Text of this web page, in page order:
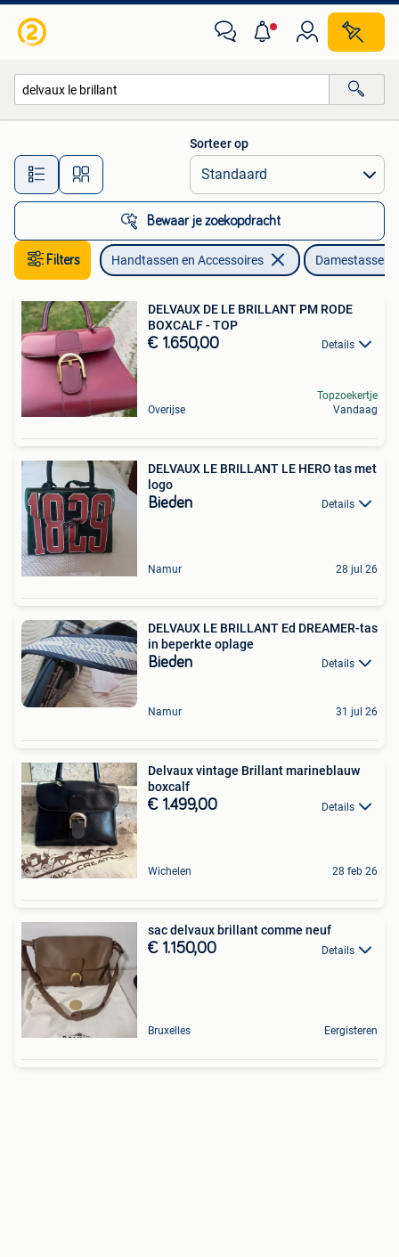
Alle afstanden…
Sorteer op
Bewaar je zoekopdracht
Filters Handtassen en Accessoires Damestassen
DELVAUX DE LE BRILLANT PM RODE
BOXCALF - TOP
€ 1.650,00 Details
Overijse
Topzoekertje
Vandaag
DELVAUX LE BRILLANT LE HERO tas met
logo
Bieden Details
Namur 28 jul 26
DELVAUX LE BRILLANT Ed DREAMER-tas
in beperkte oplage
Bieden Details
Namur 31 jul 26
Delvaux vintage Brillant marineblauw
boxcalf
€ 1.499,00 Details
Wichelen 28 feb 26
sac delvaux brillant comme neuf
€ 1.150,00 Details
Bruxelles Eergisteren